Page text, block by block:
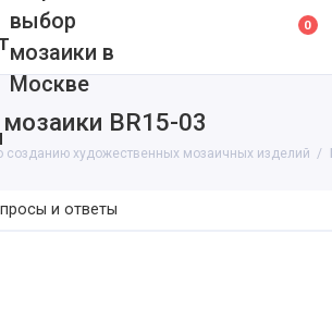
выбор
мозаики в
Москве
0
BR15-03
созданию художественных мозаичных изделий
и ответы